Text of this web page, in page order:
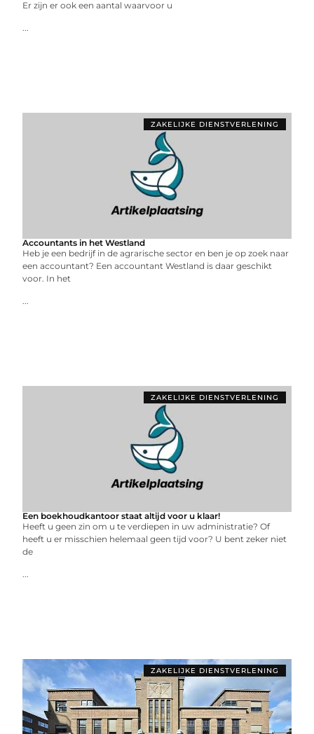
Er zijn er ook een aantal waarvoor u
...
ZAKELIJKE DIENSTVERLENING
Accountants in het Westland
Heb je een bedrijf in de agrarische sector en ben je op zoek naar
een accountant? Een accountant Westland is daar geschikt
voor. In het
...
ZAKELIJKE DIENSTVERLENING
Een boekhoudkantoor staat altijd voor u klaar!
Heeft u geen zin om u te verdiepen in uw administratie? Of
heeft u er misschien helemaal geen tijd voor? U bent zeker niet
de
...
ZAKELIJKE DIENSTVERLENING